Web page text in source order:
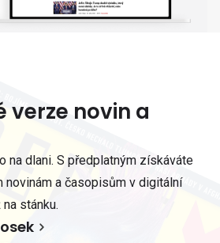
verze novin a
na dlani. S předplatným získáváte
novinám a časopisům v digitální
stánku.